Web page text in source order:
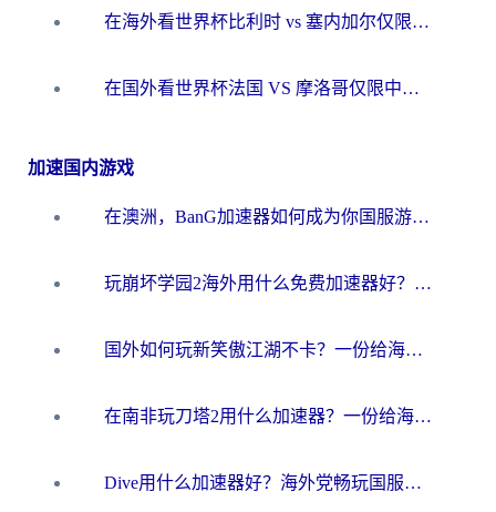
在海外看世界杯比利时 vs 塞内加尔仅限中国大陆？我找到了最流畅的中文解说之路
在国外看世界杯法国 VS 摩洛哥仅限中国大陆？海外党这样看中文解说赛事不卡顿
加速国内游戏
在澳洲，BanG加速器如何成为你国服游戏的“时光机”？
玩崩坏学园2海外用什么免费加速器好？2026海外党亲测国服游戏加速指南
国外如何玩新笑傲江湖不卡？一份给海外游子的终极网络指南
在南非玩刀塔2用什么加速器？一份给海外游子的终极生存指南
Dive用什么加速器好？海外党畅玩国服游戏的终极避坑指南